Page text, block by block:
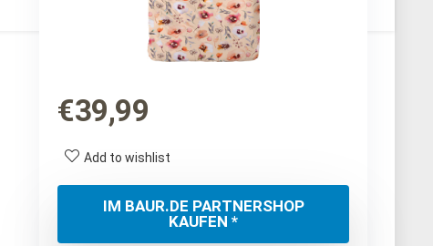
€39,99
Add to wishlist
IM BAUR.DE PARTNERSHOP
KAUFEN *